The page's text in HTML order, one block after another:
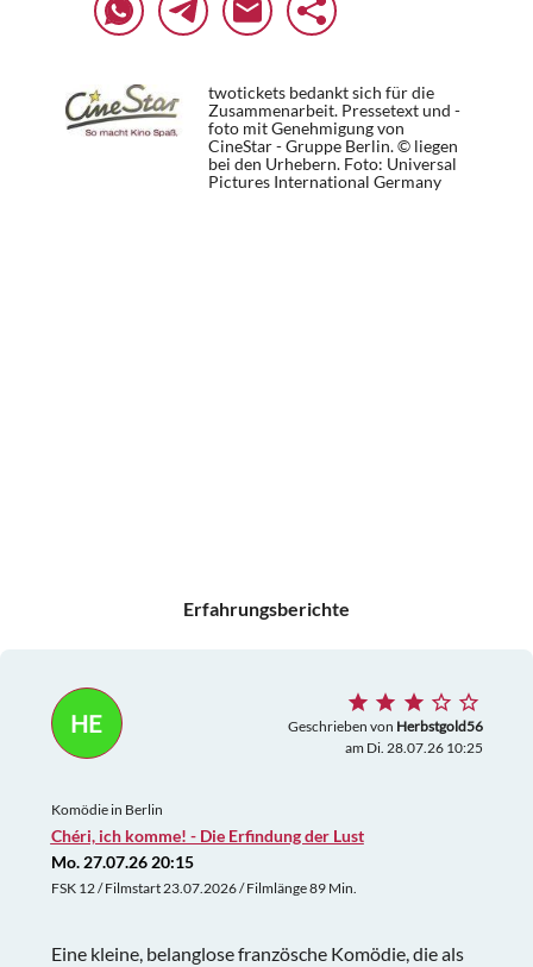
twotickets bedankt sich für die
Zusammenarbeit. Pressetext und -
foto mit Genehmigung von
CineStar - Gruppe Berlin. © liegen
bei den Urhebern. Foto: Universal
Pictures International Germany
Erfahrungsberichte
HE Geschrieben von Herbstgold56
am Di. 28.07.26 10:25
Komödie in Berlin
Chéri, ich komme! - Die Erfindung der Lust
Mo. 27.07.26 20:15
FSK 12 / Filmstart 23.07.2026 / Filmlänge 89 Min.
Eine kleine, belanglose französche Komödie, die als